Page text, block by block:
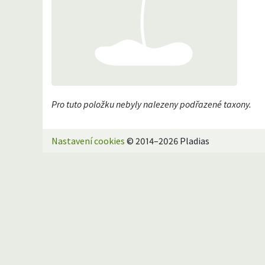
Pro tuto položku nebyly nalezeny podřazené taxony.
Nastavení cookies © 2014–2026 Pladias